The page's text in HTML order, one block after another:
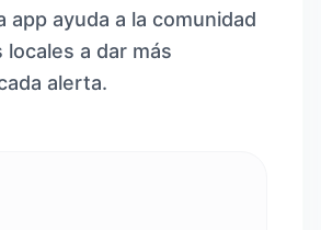
app ayuda a la comunidad
locales a dar más
alerta.